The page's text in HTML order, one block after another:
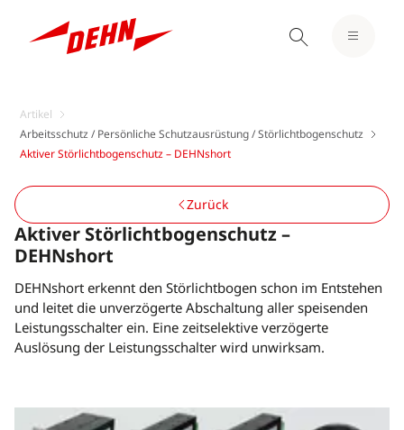
Artikel
Arbeitsschutz / Persönliche Schutzausrüstung / Störlichtbogenschutz
Aktiver Störlichtbogenschutz – DEHNshort
Aktiver Störlichtbogenschutz –
DEHNshort
DEHNshort erkennt den Störlichtbogen schon im Entstehen
und leitet die unverzögerte Abschaltung aller speisenden
Leistungsschalter ein. Eine zeitselektive verzögerte
Auslösung der Leistungsschalter wird unwirksam.
Zurück